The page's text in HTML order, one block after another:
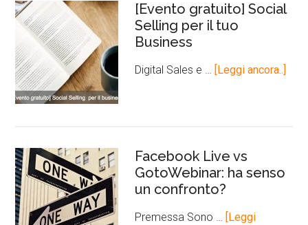
[Evento gratuito] Social
Selling per il tuo
Business
Digital Sales e … [Leggi ancora..]
Facebook Live vs
GotoWebinar: ha senso
un confronto?
Premessa Sono …
[Leggi